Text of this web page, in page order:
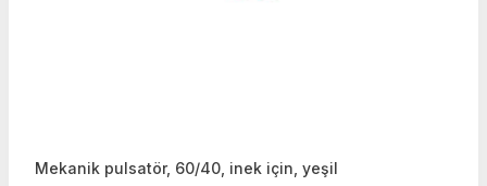
Mekanik pulsatör, 60/40, inek için, yeşil